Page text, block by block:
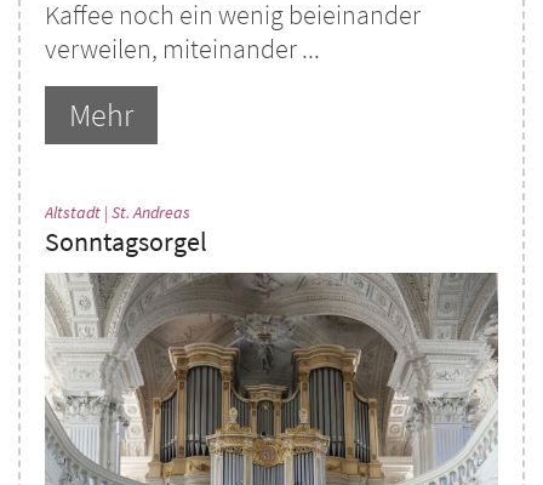
Kaffee noch ein wenig beieinander
verweilen, miteinander ...
Mehr
Altstadt | St. Andreas
Sonntagsorgel